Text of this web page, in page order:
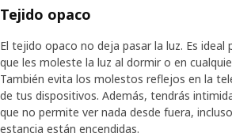
Tejido opaco
El tejido opaco no deja pasar la luz. Es ideal
que les moleste la luz al dormir o en
También evita los molestos reflejos en la
de tus dispositivos. Además, tendrás
que no permite ver nada desde fuera,
estancia están encendidas.